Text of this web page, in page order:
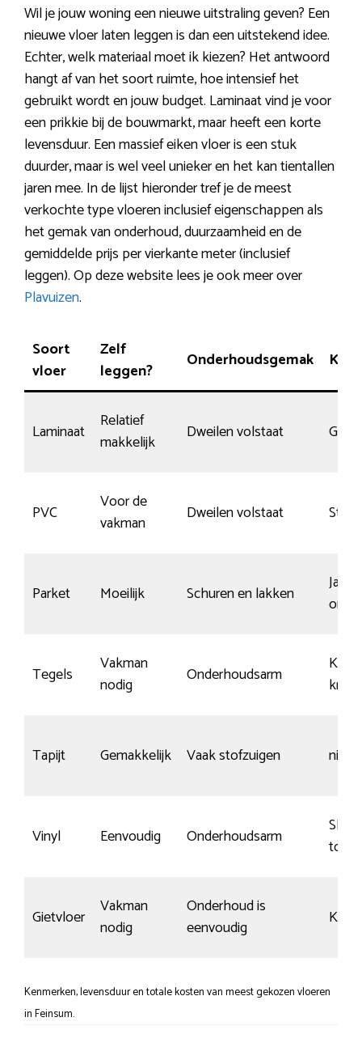
Wil je jouw woning een nieuwe uitstraling geven? Een
nieuwe vloer laten leggen is dan een uitstekend idee.
Echter, welk materiaal moet ik kiezen? Het antwoord
hangt af van het soort ruimte, hoe intensief het
gebruikt wordt en jouw budget. Laminaat vind je voor
een prikkie bij de bouwmarkt, maar heeft een korte
levensduur. Een massief eiken vloer is een stuk
duurder, maar is wel veel unieker en het kan tientallen
jaren mee. In de lijst hieronder tref je de meest
verkochte type vloeren inclusief eigenschappen als
het gemak van onderhoud, duurzaamheid en de
gemiddelde prijs per vierkante meter (inclusief
leggen). Op deze website lees je ook meer over
Plavuizen.
Soort
vloer
Zelf
leggen?
Onderhoudsgemak
Laminaat
Relatief
makkelijk
Dweilen volstaat
PVC
Voor de
vakman
Dweilen volstaat
Parket Moeilijk Schuren en lakken
Ja,
Tegels
Vakman
nodig
Onderhoudsarm
Tapijt Gemakkelijk Vaak stofzuigen niet
Vinyl Eenvoudig Onderhoudsarm
Gietvloer
Vakman
nodig
Onderhoud is
eenvoudig
Kenmerken, levensduur en totale kosten van meest gekozen vloeren
in Feinsum.